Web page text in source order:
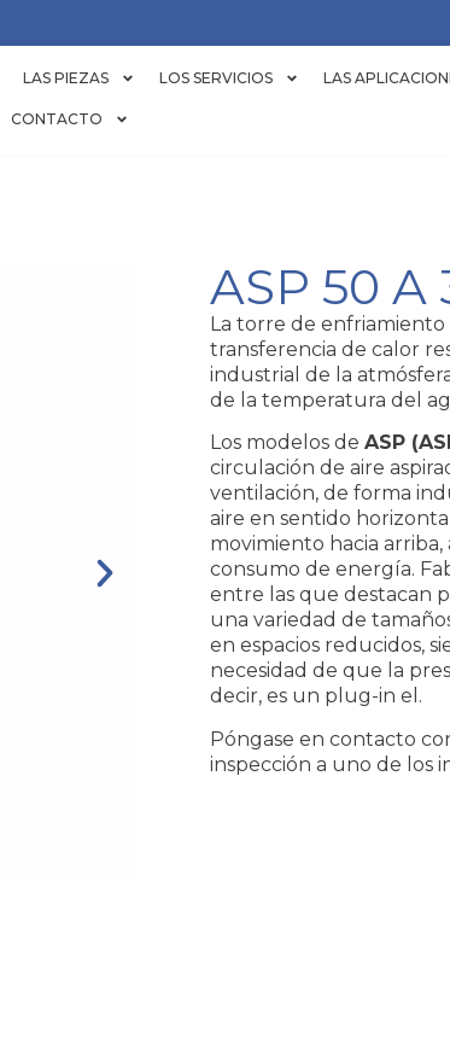
LAS PIEZAS LOS SERVICIOS LAS
CONTACTO
ASP 50 A
La torre de enfriamiento
transferencia de calor
industrial de la
de la temperatura del
Los modelos deASP
circulación de aire
ventilación, de forma
aire en sentido
movimiento hacia
consumo de energía.
entre las que destacan
una variedad de
en espacios reducidos,
necesidad de que la
decir, es un plug-in el.
Póngase en contacto
inspección a uno de los